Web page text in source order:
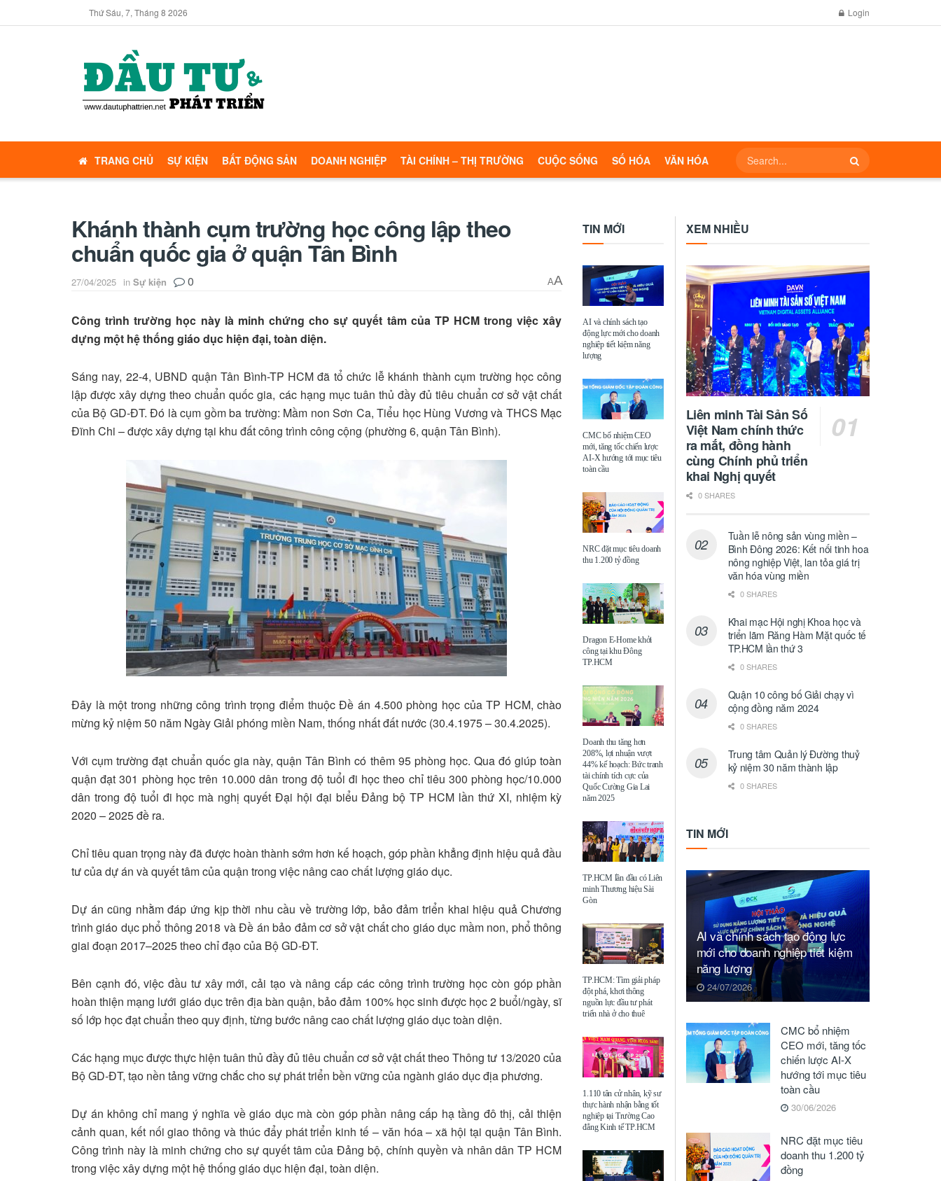
Thứ Sáu, 7, Tháng 8 2026 Login
TRANG CHỦ SỰ KIỆN BẤT ĐỘNG SẢN DOANH NGHIỆP TÀI CHÍNH – THỊ TRƯỜNG CUỘC SỐNG SỐ HÓA VĂN HÓA
Khánh thành cụm trường học công lập theo
chuẩn quốc gia ở quận Tân Bình
27/04/2025 in Sự kiện 0 AA
Công trình trường học này là minh chứng cho sự quyết tâm của TP HCM trong việc xây
dựng một hệ thống giáo dục hiện đại, toàn diện.
Sáng nay, 22-4, UBND quận Tân Bình-TP HCM đã tổ chức lễ khánh thành cụm trường học công
lập được xây dựng theo chuẩn quốc gia, các hạng mục tuân thủ đầy đủ tiêu chuẩn cơ sở vật chất
của Bộ GD-ĐT. Đó là cụm gồm ba trường: Mầm non Sơn Ca, Tiểu học Hùng Vương và THCS Mạc
Đĩnh Chi – được xây dựng tại khu đất công trình công cộng (phường 6, quận Tân Bình).
Đây là một trong những công trình trọng điểm thuộc Đề án 4.500 phòng học của TP HCM, chào
mừng kỷ niệm 50 năm Ngày Giải phóng miền Nam, thống nhất đất nước (30.4.1975 – 30.4.2025).
Với cụm trường đạt chuẩn quốc gia này, quận Tân Bình có thêm 95 phòng học. Qua đó giúp toàn
quận đạt 301 phòng học trên 10.000 dân trong độ tuổi đi học theo chỉ tiêu 300 phòng học/10.000
dân trong độ tuổi đi học mà nghị quyết Đại hội đại biểu Đảng bộ TP HCM lần thứ XI, nhiệm kỳ
2020 – 2025 đề ra.
Chỉ tiêu quan trọng này đã được hoàn thành sớm hơn kế hoạch, góp phần khẳng định hiệu quả đầu
tư của dự án và quyết tâm của quận trong việc nâng cao chất lượng giáo dục.
Dự án cũng nhằm đáp ứng kịp thời nhu cầu về trường lớp, bảo đảm triển khai hiệu quả Chương
trình giáo dục phổ thông 2018 và Đề án bảo đảm cơ sở vật chất cho giáo dục mầm non, phổ thông
giai đoạn 2017–2025 theo chỉ đạo của Bộ GD-ĐT.
Bên cạnh đó, việc đầu tư xây mới, cải tạo và nâng cấp các công trình trường học còn góp phần
hoàn thiện mạng lưới giáo dục trên địa bàn quận, bảo đảm 100% học sinh được học 2 buổi/ngày, sĩ
số lớp học đạt chuẩn theo quy định, từng bước nâng cao chất lượng giáo dục toàn diện.
Các hạng mục được thực hiện tuân thủ đầy đủ tiêu chuẩn cơ sở vật chất theo Thông tư 13/2020 của
Bộ GD-ĐT, tạo nền tảng vững chắc cho sự phát triển bền vững của ngành giáo dục địa phương.
Dự án không chỉ mang ý nghĩa về giáo dục mà còn góp phần nâng cấp hạ tầng đô thị, cải thiện
cảnh quan, kết nối giao thông và thúc đẩy phát triển kinh tế – văn hóa – xã hội tại quận Tân Bình.
Công trình này là minh chứng cho sự quyết tâm của Đảng bộ, chính quyền và nhân dân TP HCM
trong việc xây dựng một hệ thống giáo dục hiện đại, toàn diện.
TIN MỚI
AI và chính sách tạo
động lực mới cho doanh
nghiệp tiết kiệm năng
lượng
CMC bổ nhiệm CEO
mới, tăng tốc chiến lược
AI-X hướng tới mục tiêu
toàn cầu
NRC đặt mục tiêu doanh
thu 1.200 tỷ đồng
Dragon E-Home khởi
công tại khu Đông
TP.HCM
Doanh thu tăng hơn
208%, lợi nhuận vượt
44% kế hoạch: Bức tranh
tài chính tích cực của
Quốc Cường Gia Lai
năm 2025
TP.HCM lần đầu có Liên
minh Thương hiệu Sài
Gòn
TP.HCM: Tìm giải pháp
đột phá, khơi thông
nguồn lực đầu tư phát
triển nhà ở cho thuê
1.110 tân cử nhân, kỹ sư
thực hành nhận bằng tốt
nghiệp tại Trường Cao
đẳng Kinh tế TP.HCM
XEM NHIỀU
Liên minh Tài Sản Số
Việt Nam chính thức
ra mắt, đồng hành
cùng Chính phủ triển
khai Nghị quyết
0 SHARES
Tuần lễ nông sản vùng miền –
Bình Đông 2026: Kết nối tinh hoa
nông nghiệp Việt, lan tỏa giá trị
văn hóa vùng miền
0 SHARES
Khai mạc Hội nghị Khoa học và
triển lãm Răng Hàm Mặt quốc tế
TP.HCM lần thứ 3
0 SHARES
Quận 10 công bố Giải chạy vì
cộng đồng năm 2024
0 SHARES
Trung tâm Quản lý Đường thuỷ
kỷ niệm 30 năm thành lập
0 SHARES
TIN MỚI
AI và chính sách tạo động lực
mới cho doanh nghiệp tiết kiệm
năng lượng
24/07/2026
CMC bổ nhiệm
CEO mới, tăng tốc
chiến lược AI-X
hướng tới mục tiêu
toàn cầu
30/06/2026
NRC đặt mục tiêu
doanh thu 1.200 tỷ
đồng